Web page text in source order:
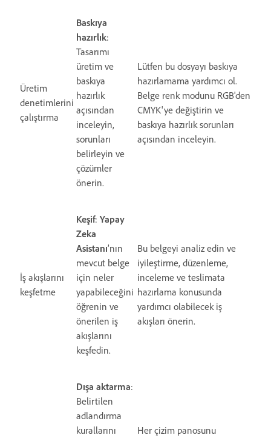
Üretim
denetimlerini
çalıştırma
Baskıya
hazırlık:
Tasarımı
üretim ve
baskıya
hazırlık
açısından
inceleyin,
sorunları
belirleyin ve
çözümler
önerin.
Lütfen bu dosyayı baskıya
hazırlamama yardımcı ol.
Belge renk modunu RGB'den
CMYK'ye değiştirin ve
baskıya hazırlık sorunları
açısından inceleyin.
İş akışlarını
keşfetme
Keşif: Yapay
Zeka
Asistanı’nın
mevcut belge
için neler
yapabileceğini
öğrenin ve
önerilen iş
akışlarını
keşfedin.
Bu belgeyi analiz edin ve
iyileştirme, düzenleme,
inceleme ve teslimata
hazırlama konusunda
yardımcı olabilecek iş
akışları önerin.
Dışa aktarma:
Belirtilen
adlandırma
kurallarını
Her çizim panosunu